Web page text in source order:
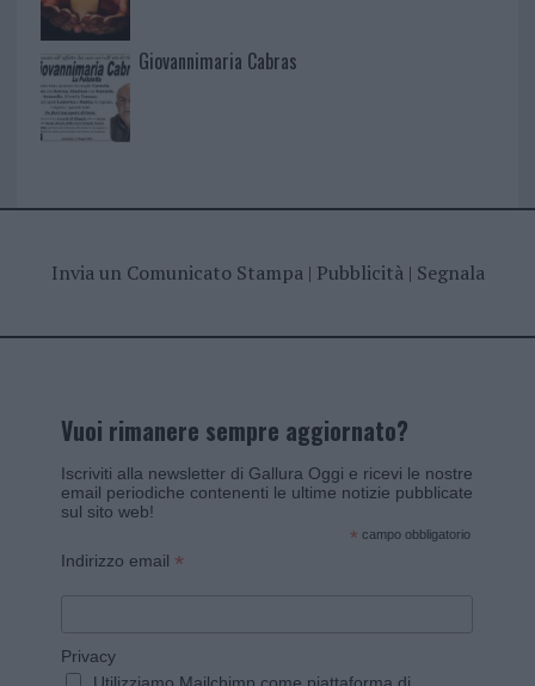
Giovannimaria Cabras
Invia un Comunicato Stampa| Pubblicità| Segnala
Vuoi rimanere sempre aggiornato?
Iscriviti alla newsletter di Gallura Oggi e ricevi le nostre
email periodiche contenenti le ultime notizie pubblicate
sul sito web!
* campo obbligatorio
Indirizzo email *
Privacy
Utilizziamo Mailchimp come piattaforma di